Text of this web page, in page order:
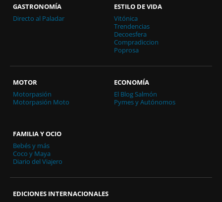
GASTRONOMÍA
Directo al Paladar
ESTILO DE VIDA
Vitónica
Trendencias
Decoesfera
Compradiccion
Poprosa
MOTOR
Motorpasión
Motorpasión Moto
ECONOMÍA
El Blog Salmón
Pymes y Autónomos
FAMILIA Y OCIO
Bebés y más
Coco y Maya
Diario del Viajero
EDICIONES INTERNACIONALES